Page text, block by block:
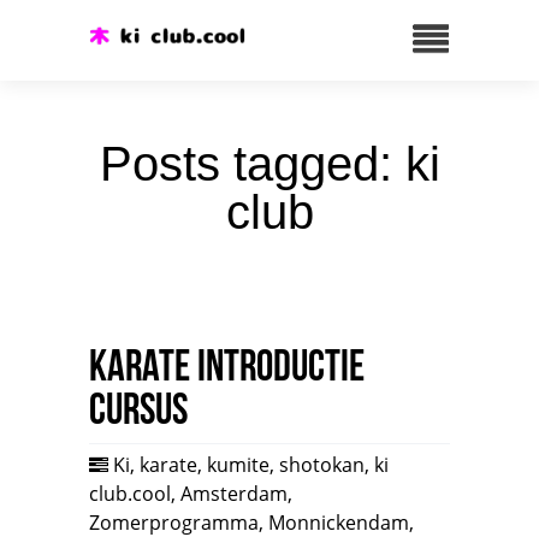
Posts tagged: ki
club
Karate introductie
cursus
Ki, karate, kumite, shotokan, ki
club.cool, Amsterdam,
Zomerprogramma, Monnickendam,